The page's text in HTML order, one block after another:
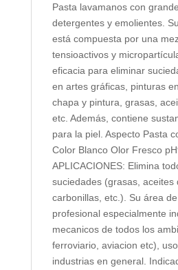
Pasta lavamanos con
detergentes y emolientes.
está compuesta por una
tensioactivos y
eficacia para eliminar
en artes gráficas, pinturas
chapa y pintura, grasas,
etc. Además, contiene
para la piel. Aspecto Pasta
Color Blanco Olor Fresco
APLICACIONES: Elimina
suciedades (grasas, aceites
carbonillas, etc.). Su área
profesional especialmente
mecanicos de todos los
ferroviario, aviacion etc),
industrias en general.